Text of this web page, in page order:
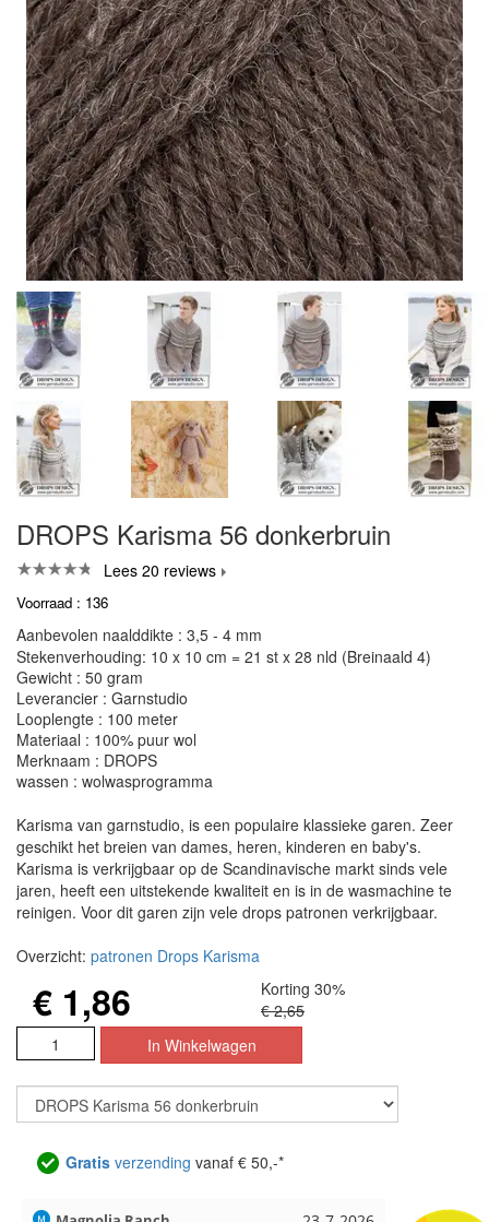
DROPS Karisma 56 donkerbruin
Lees 20 reviews
Voorraad : 136
Aanbevolen naalddikte : 3,5 - 4 mm
Stekenverhouding: 10 x 10 cm = 21 st x 28 nld (Breinaald 4)
Gewicht : 50 gram
Leverancier : Garnstudio
Looplengte : 100 meter
Materiaal : 100% puur wol
Merknaam : DROPS
wassen : wolwasprogramma
Karisma van garnstudio, is een populaire klassieke garen. Zeer
geschikt het breien van dames, heren, kinderen en baby's.
Karisma is verkrijgbaar op de Scandinavische markt sinds vele
jaren, heeft een uitstekende kwaliteit en is in de wasmachine te
reinigen. Voor dit garen zijn vele drops patronen verkrijgbaar.
Overzicht: patronen Drops Karisma
€ 1,86
Korting 30%
€ 2,65
Gratis verzending vanaf € 50,-*